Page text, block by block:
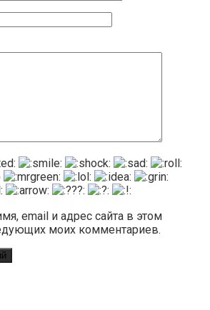
email и адрес сайта в этом
моих комментариев.